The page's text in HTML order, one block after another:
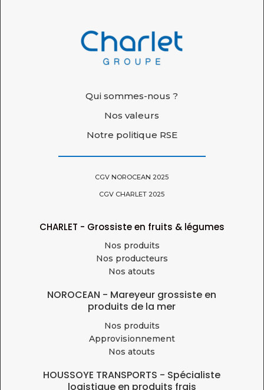
Qui sommes-nous ?
Nos valeurs
Notre politique RSE
CGV NOROCEAN 2025
CGV CHARLET 2025
CHARLET - Grossiste en fruits & légumes
Nos produits
Nos producteurs
Nos atouts
NOROCEAN - Mareyeur grossiste en
produits de la mer
Nos produits
Approvisionnement
Nos atouts
HOUSSOYE TRANSPORTS - Spécialiste
logistique en produits frais